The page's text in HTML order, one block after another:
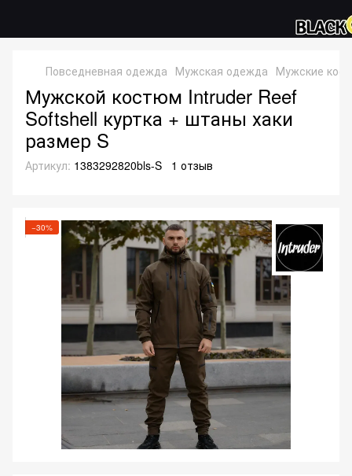
Повседневная одежда Мужская одежда Мужские
Мужской костюм Intruder Reef
Softshell куртка + штаны хаки
размер S
Артикул: 1383292820bls-S 1 отзыв
−30%